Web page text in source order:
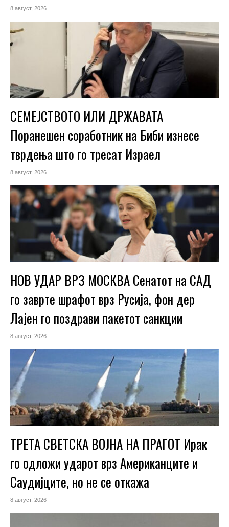
8 август, 2026
СЕМЕЈСТВОТО ИЛИ ДРЖАВАТА
Поранешен соработник на Биби изнесе
тврдења што го тресат Израел
8 август, 2026
НОВ УДАР ВРЗ МОСКВА Сенатот на САД
го заврте шрафот врз Русија, фон дер
Лајен го поздрави пакетот санкции
8 август, 2026
ТРЕТА СВЕТСКА ВОЈНА НА ПРАГОТ Ирак
го одложи ударот врз Американците и
Саудијците, но не се откажа
8 август, 2026